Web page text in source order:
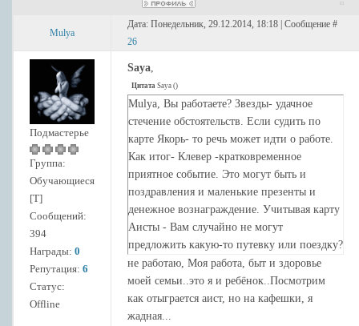
Mulya
Дата: Понедельник, 29.12.2014, 18:18 | Сообщение #
26
Подмастерье
Группа:
Обучающиеся
[Т]
Сообщений:
394
Награды: 0
Репутация: 6
Статус:
Offline
Saya
Цитата Saya ()
Mulya, Вы работаете? Звезды- удачное
стечение обстоятельств. Если судить по
карте Якорь- то речь может идти о работе.
Как итог- Клевер -кратковременное
приятное событие. Это могут быть и
поздравления и маленькие презенты и
денежное вознаграждение. Учитывая карту
Аисты - Вам случайно не могут
предложить какую-то путевку или поездку?
Хотя, как смена дислокации- пойти что-то
отметить в кафешке - тоже может быть
отражено Аистом.
не работаю, Моя работа, быт и здоровье
моей семьи..это я и ребёнок..Посмотрим
как отыграется аист, но на кафешки, я
жадная...